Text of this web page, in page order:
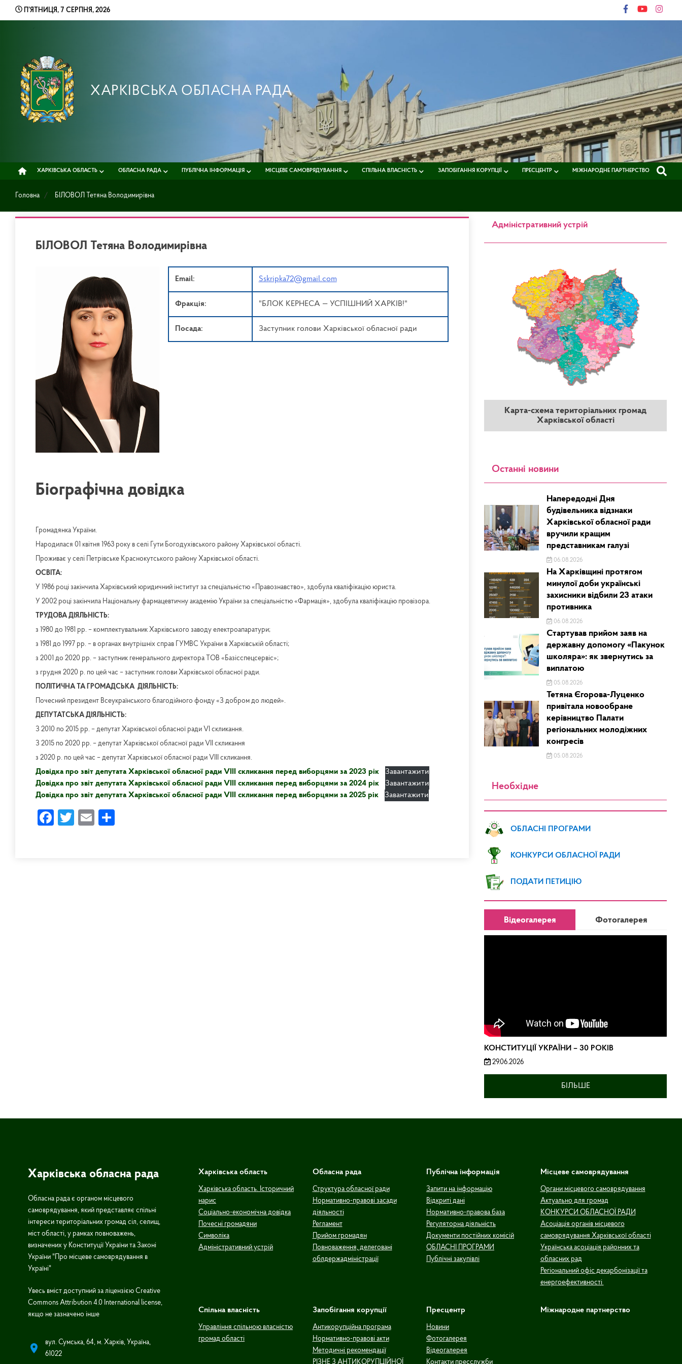
П’ЯТНИЦЯ, 7 СЕРПНЯ, 2026
ХАРКІВСЬКА ОБЛАСНА РАДА
ХАРКІВСЬКА ОБЛАСТЬ ОБЛАСНА РАДА ПУБЛІЧНА ІНФОРМАЦІЯ МІСЦЕВЕ САМОВРЯДУВАННЯ СПІЛЬНА ВЛАСНІСТЬ ЗАПОБІГАННЯ КОРУПЦІЇ ПРЕСЦЕНТР МІЖНАРОДНЕ ПАРТНЕРСТВО
Головна БІЛОВОЛ Тетяна Володимирівна
БІЛОВОЛ Тетяна Володимирівна
Email: Sskripka72@gmail.com
Фракція: "БЛОК КЕРНЕСА — УСПІШНИЙ ХАРКІВ!"
Посада: Заступник голови Харківської обласної ради
Біографічна довідка
Громадянка України.
Народилася 01 квітня 1963 року в селі Гути Богодухівського району Харківської області.
Проживає у селі Петрівське Краснокутського району Харківської області.
ОСВІТА:
У 1986 році закінчила Харківський юридичний інститут за спеціальністю «Правознавство», здобула кваліфікацію юриста.
У 2002 році закінчила Національну фармацевтичну академію України за спеціальністю «Фармація», здобула кваліфікацію провізора.
ТРУДОВА ДІЯЛЬНІСТЬ:
з 1980 до 1981 рр. – комплектувальник Харківського заводу електроапаратури;
з 1981 до 1997 рр. – в органах внутрішніх справ ГУМВС України в Харківській області;
з 2001 до 2020 рр. – заступник генерального директора ТОВ «Базісспецсервіс»;
з грудня 2020 р. по цей час – заступник голови Харківської обласної ради.
ПОЛІТИЧНА ТА ГРОМАДСЬКА ДІЯЛЬНІСТЬ:
Почесний президент Всеукраїнського благодійного фонду «З добром до людей».
ДЕПУТАТСЬКА ДІЯЛЬНІСТЬ:
З 2010 по 2015 рр. – депутат Харківської обласної ради VI скликання.
З 2015 по 2020 рр. – депутат Харківської обласної ради VII скликання
з 2020 р. по цей час – депутат Харківської обласної ради VIII скликання.
Довідка про звіт депутата Харківської обласної ради VIII скликання перед виборцями за 2023 рік
Завантажити
Довідка про звіт депутата Харківської обласної ради VIII скликання перед виборцями за 2024 рік
Завантажити
Довідка про звіт депутата Харківської обласної ради VIII скликання перед виборцями за 2025 рік
Завантажити
Facebook
Twitter
Email
Адміністративний устрій
Карта-схема територіальних громад
Харківської області
Останні новини
Напередодні Дня
будівельника відзнаки
Харківської обласної ради
вручили кращим
представникам галузі
06.08.2026
На Харківщині протягом
минулої доби українські
захисники відбили 23 атаки
противника
06.08.2026
Стартував прийом заяв на
державну допомогу «Пакунок
школяра»: як звернутись за
виплатою
05.08.2026
Тетяна Єгорова-Луценко
привітала новообране
керівництво Палати
регіональних молодіжних
конгресів
05.08.2026
Необхідне
ОБЛАСНІ ПРОГРАМИ
КОНКУРСИ ОБЛАСНОЇ РАДИ
ПОДАТИ ПЕТИЦІЮ
Відеогалерея Фотогалерея
КОНСТИТУЦІЇ УКРАЇНИ – 30 РОКІВ
29.06.2026
БІЛЬШЕ
Харківська обласна рада
Обласна рада є органом місцевого
самоврядування, який представляє спільні
інтереси територіальних громад сіл, селищ,
міст області, у рамках повноважень,
визначених у Конституції України та Законі
України "Про місцеве самоврядування в
Україні"
Увесь вміст доступний за ліцензією Creative
Commons Attribution 4.0 International license,
якщо не зазначено інше
вул. Сумська, 64, м. Харків, Україна,
61022
Харківська область
Харківська область. Історичний
нарис
Соціально-економічна довідка
Почесні громадяни
Символіка
Адміністративний устрій
Обласна рада
Структура обласної ради
Нормативно-правові засади
діяльності
Регламент
Прийом громадян
Повноваження, делеговані
облдержадміністрації
Публічна інформація
Запити на інформацію
Відкриті дані
Нормативно-правова база
Регуляторна діяльність
Документи постійних комісій
ОБЛАСНІ ПРОГРАМИ
Публічні закупівлі
Місцеве самоврядування
Органи місцевого самоврядування
Актуально для громад
КОНКУРСИ ОБЛАСНОЇ РАДИ
Асоціація органів місцевого
самоврядування Харківської області
Українська асоціація районних та
обласних рад
Регіональний офіс декарбонізації та
енергоефективності
Спільна власність
Управління спільною власністю
громад області
Запобігання корупції
Антикорупційна програма
Нормативно-правові акти
Методичні рекомендації
РІЗНЕ З АНТИКОРУПЦІЙНОЇ
Пресцентр
Новини
Фотогалерея
Відеогалерея
Контакти пресслужби
Міжнародне партнерство